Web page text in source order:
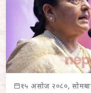
१५ असोज २०८०,